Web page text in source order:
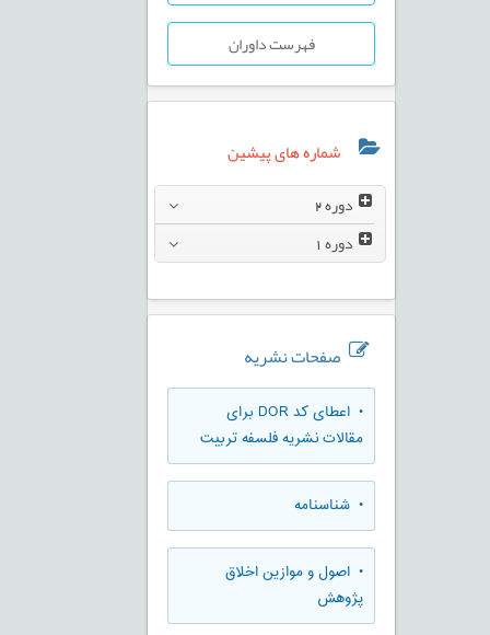
فهرست داوران
شماره های پیشین
دوره
دوره
صفحات نشریه
• اعطای کد DOR برای
مقالات نشریه فلسفه تربیت
• شناسنامه
• اصول و موازین اخلاق
پژوهش